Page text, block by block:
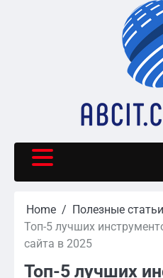
Home
Полезные статьи
Топ-5 лучших
сайта в 2025
Топ-5 лучших